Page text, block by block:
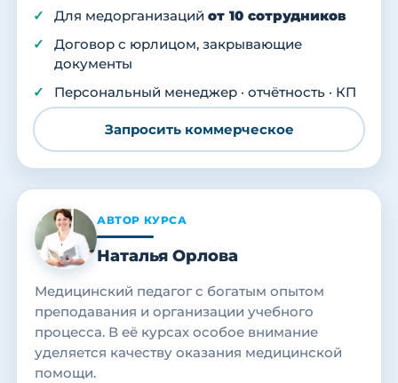
Для медорганизаций от 10 сотрудников
Договор с юрлицом, закрывающие
документы
Персональный менеджер · отчётность · КП
Запросить коммерческое
АВТОР КУРСА
Наталья Орлова
Медицинский педагог с богатым опытом
преподавания и организации учебного
процесса. В её курсах особое внимание
уделяется качеству оказания медицинской
помощи.